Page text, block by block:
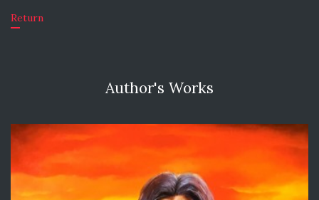
Return
Author's Works